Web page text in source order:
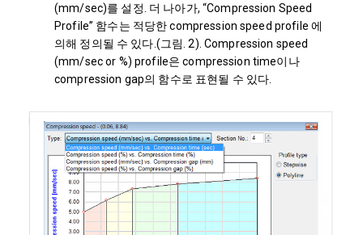
(mm/sec)를 설정. 더 나아가, “Compression Speed
Profile” 함수는 적당한 compression speed profile 에
의해 정의될 수 있다.(그림. 2). Compression speed
(mm/sec or %) profile은 compression time이나
compression gap의 함수로 표현될 수 있다.